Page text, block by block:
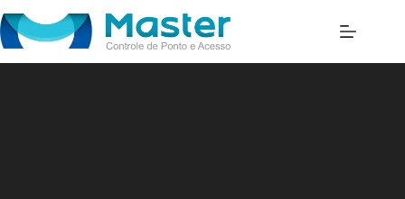
to
content